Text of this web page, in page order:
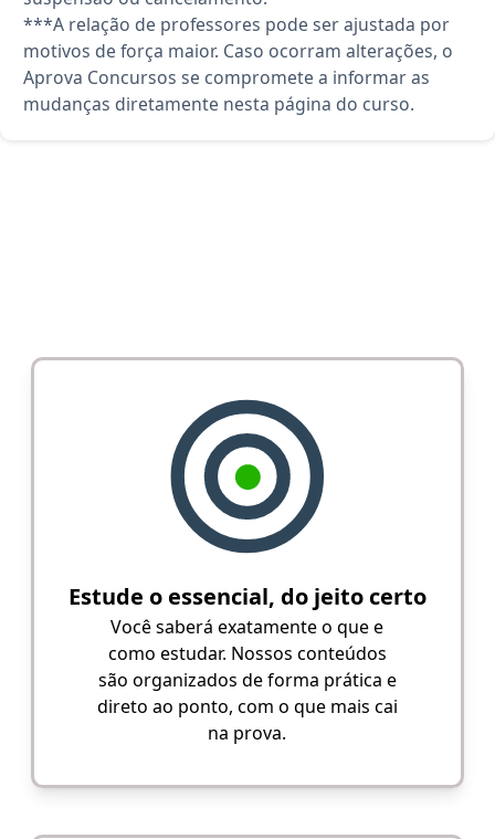
***A relação de professores pode ser ajustada por
motivos de força maior. Caso ocorram alterações, o
Aprova Concursos se compromete a informar as
mudanças diretamente nesta página do curso.
Estude o essencial, do jeito certo
Você saberá exatamente o que e
como estudar. Nossos conteúdos
são organizados de forma prática e
direto ao ponto, com o que mais cai
na prova.